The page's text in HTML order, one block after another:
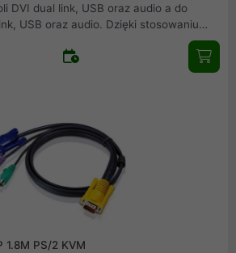
DVI dual link, USB oraz audio a do
firmy ATEN zapewniamy pewność i
1.8M PS/2 KVM